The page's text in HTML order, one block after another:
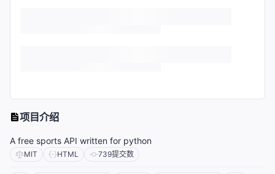
项目介绍
A free sports API written for python
MIT HTML 739提交数